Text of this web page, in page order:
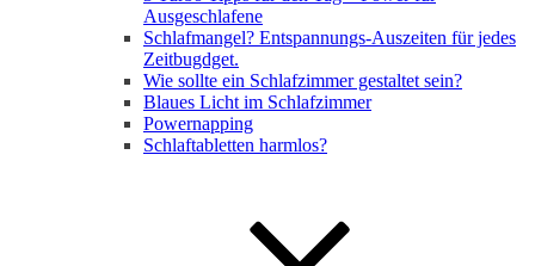
Ausgeschlafene
Schlafmangel? Entspannungs-Auszeiten für jedes
Zeitbugdget.
Wie sollte ein Schlafzimmer gestaltet sein?
Blaues Licht im Schlafzimmer
Powernapping
Schlaftabletten harmlos?